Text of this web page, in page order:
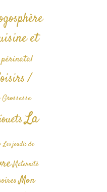
et
/
Grossesse
La
Les jeudis de
Maternité
Mon